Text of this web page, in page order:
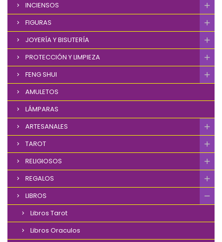
INCIENSOS
FIGURAS
JOYERÍA Y BISUTERÍA
PROTECCIÓN Y LIMPIEZA
FENG SHUI
AMULETOS
LÁMPARAS
ARTESANALES
TAROT
RELIGIOSOS
REGALOS
LIBROS
Libros Tarot
Libros Oraculos